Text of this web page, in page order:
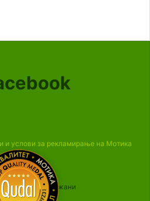
и услови за рекламирање на Мотика
права се задржани